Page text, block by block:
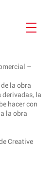
–
la obra
la
hacer con
la obra
Creative